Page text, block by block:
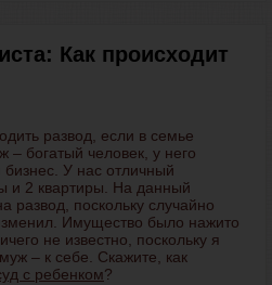
Как происходит
развод, если в семье
богатый человек, у него
У нас отличный
и 2 квартиры. На данный
развод, поскольку случайно
Имущество было нажито
не известно, поскольку я
– к себе. Скажите, как
с ребенком?